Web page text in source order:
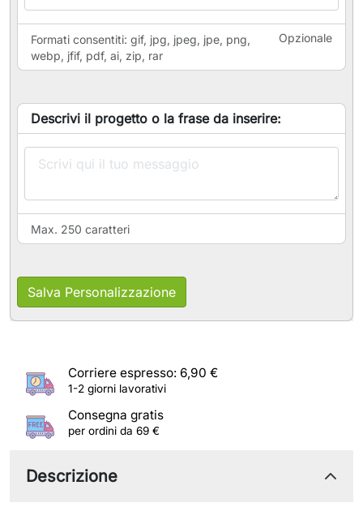
Formati consentiti: gif, jpg, jpeg, jpe, png,
webp, jfif, pdf, ai, zip, rar
Opzionale
Descrivi il progetto o la frase da inserire:
Max. 250 caratteri
Salva Personalizzazione
Corriere espresso: 6,90 €
1-2 giorni lavorativi
Consegna gratis
per ordini da 69 €
Descrizione